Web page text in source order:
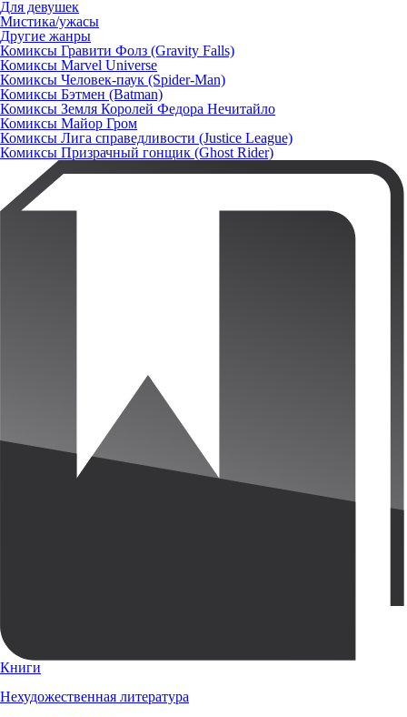
Для девушек
Мистика/ужасы
Другие жанры
Комиксы Гравити Фолз (Gravity Falls)
Комиксы Marvel Universe
Комиксы Человек-паук (Spider-Man)
Комиксы Бэтмен (Batman)
Комиксы Земля Королей Федора Нечитайло
Комиксы Майор Гром
Комиксы Лига справедливости (Justice League)
Комиксы Призрачный гонщик (Ghost Rider)
Книги
Нехудожественная литература